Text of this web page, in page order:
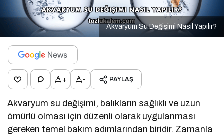
Akvaryum Su Değişimi Nasıl Yapılır?
+ - PAYLAŞ
Akvaryum su değişimi, balıkların sağlıklı ve uzun
ömürlü olması için düzenli olarak uygulanması
gereken temel bakım adımlarından biridir. Zamanla